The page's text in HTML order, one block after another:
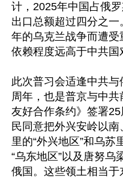
计，2025年中国占俄
出口总额超过四分之
年的乌克兰战争而遭
依赖程度远高于中共国
此次普习会适逢中共与
周年，也是普京与中
友好合作条约》签署
民同意把外兴安岭以
里的“外兴地区”和乌
“乌东地区”以及唐努乌
俄国。这些领土相当